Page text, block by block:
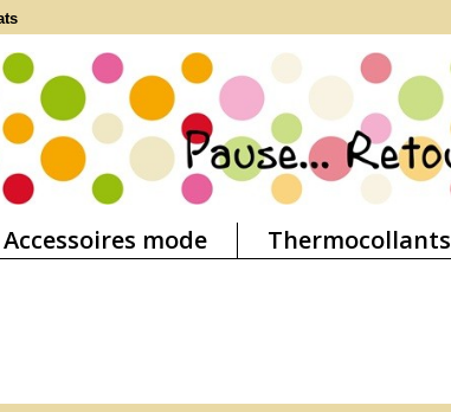
Accessoires mode Thermocollants